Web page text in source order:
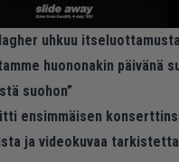
uhkuu
huononakin päivänä
suohon”
ensimmäisen
ja videokuvaa